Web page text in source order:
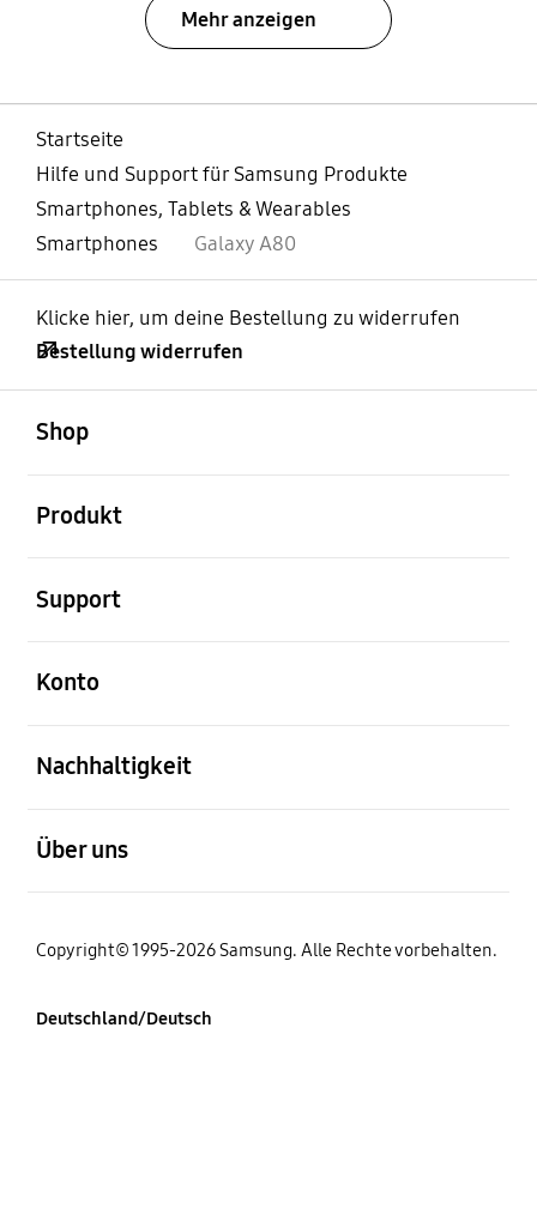
Mehr anzeigen
Startseite
Hilfe und Support für Samsung Produkte
Smartphones, Tablets & Wearables
Smartphones
Galaxy A80
Klicke hier, um deine Bestellung zu widerrufen
Bestellung widerrufen
Shop
Produkt
Support
Konto
Nachhaltigkeit
Über uns
Copyright© 1995-2026 Samsung. Alle Rechte vorbehalten.
Deutschland/Deutsch